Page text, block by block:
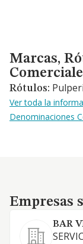
Marcas,
Marcas,
Rótulos:
Ver toda la
Denominaciones
Empresas
Empresas
BAR